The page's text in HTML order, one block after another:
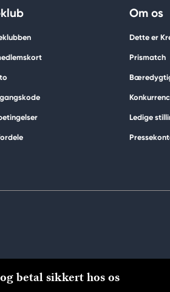
Om os
Dette er
Prismatch
Ledige
betal sikkert hos os